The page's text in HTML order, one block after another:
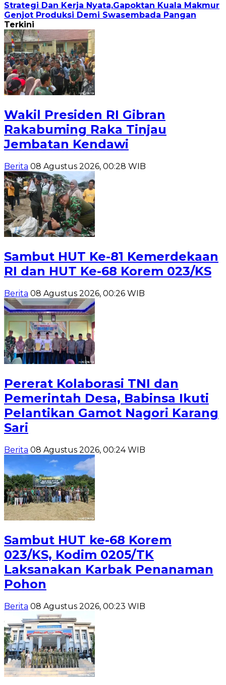
Strategi Dan Kerja Nyata,Gapoktan Kuala Makmur
Genjot Produksi Demi Swasembada Pangan
Terkini
Wakil Presiden RI Gibran
Rakabuming Raka Tinjau
Jembatan Kendawi
Berita 08 Agustus 2026, 00:28 WIB
Sambut HUT Ke-81 Kemerdekaan
RI dan HUT Ke-68 Korem 023/KS
Berita 08 Agustus 2026, 00:26 WIB
Pererat Kolaborasi TNI dan
Pemerintah Desa, Babinsa Ikuti
Pelantikan Gamot Nagori Karang
Sari
Berita 08 Agustus 2026, 00:24 WIB
Sambut HUT ke-68 Korem
023/KS, Kodim 0205/TK
Laksanakan Karbak Penanaman
Pohon
Berita 08 Agustus 2026, 00:23 WIB